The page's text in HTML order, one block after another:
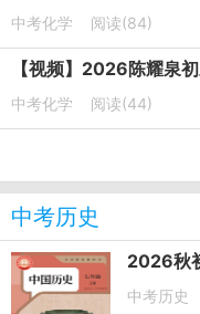
中考化学 阅读(84)
中考化学 阅读(44)
中考历史
中考历史